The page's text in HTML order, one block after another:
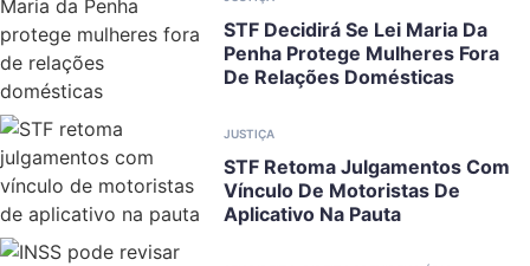
STF Decidirá Se Lei Maria Da
Penha Protege Mulheres Fora
De Relações Domésticas
JUSTIÇA
STF Retoma Julgamentos Com
Vínculo De Motoristas De
Aplicativo Na Pauta